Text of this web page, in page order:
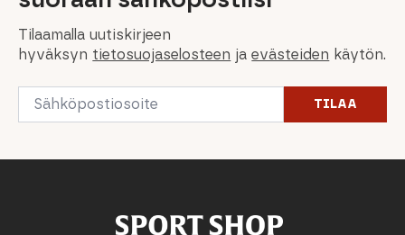
Tilaamalla uutiskirjeen
hyväksyn tietosuojaselosteen jaevästeiden käytön.
Email
TILAA